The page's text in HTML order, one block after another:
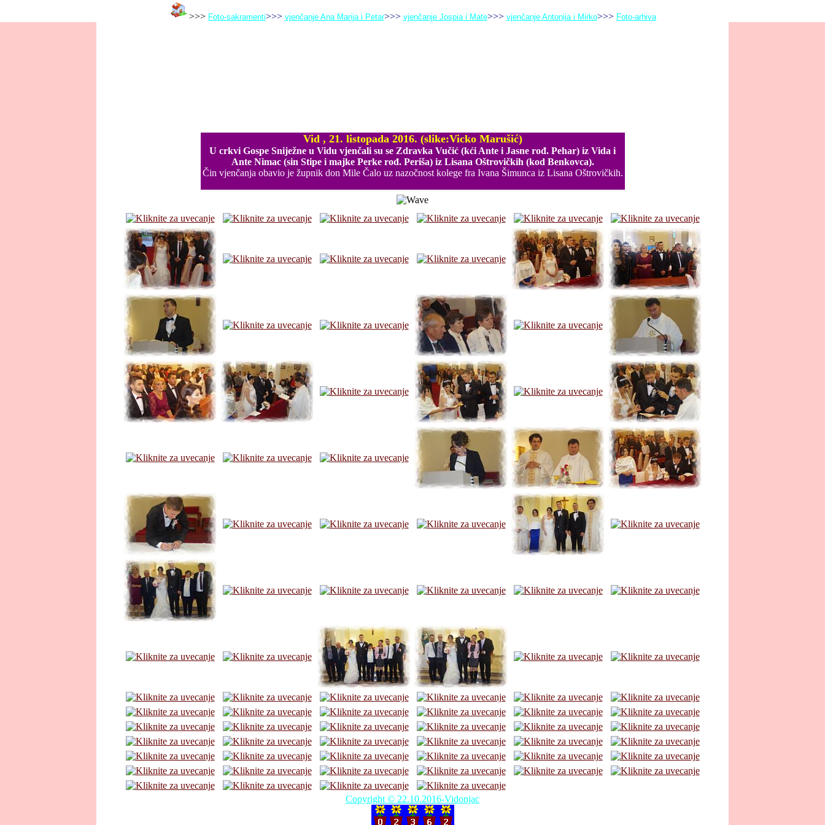
>>> Foto-sakramenti>>> vjenčanje Ana Marija i Petar>>> vjenčanje Jospia i Mate>>> vjenčanje Antonija i Mirko>>> Foto-arhiva
Vid , 21. listopada 2016. (slike:Vicko Marušić)
U crkvi Gospe Sniježne u Vidu vjenčali su se Zdravka Vučić (kći Ante i Jasne rođ. Pehar) iz Vida i
Ante Nimac (sin Stipe i majke Perke rođ. Periša) iz Lisana Oštrovičkih (kod Benkovca).
Čin vjenčanja obavio je župnik don Mile Čalo uz nazočnost kolege fra Ivana Šimunca iz Lisana Oštrovičkih.
Copyright © 22.10.2016-Vidonjac